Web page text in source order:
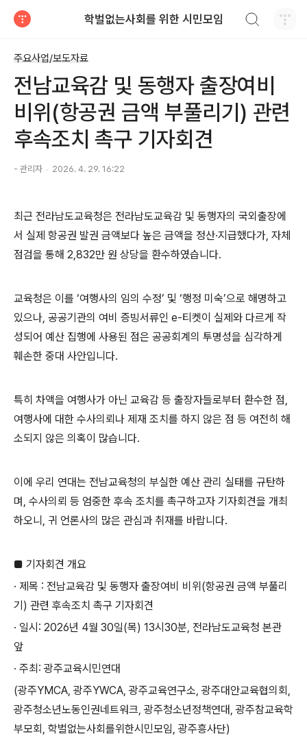
학벌없는사회를 위한 시민모임
주요사업/보도자료
전남교육감 및 동행자 출장여비
비위(항공권 금액 부풀리기) 관련
후속조치 촉구 기자회견
- 관리자 2026. 4. 29. 16:22
최근 전라남도교육청은 전라남도교육감 및 동행자의 국외출장에
서 실제 항공권 발권 금액보다 높은 금액을 정산·지급했다가, 자체
점검을 통해 2,832만 원 상당을 환수하였습니다.
교육청은 이를 ‘여행사의 임의 수정’ 및 ‘행정 미숙’으로 해명하고
있으나, 공공기관의 여비 증빙서류인 e-티켓이 실제와 다르게 작
성되어 예산 집행에 사용된 점은 공공회계의 투명성을 심각하게
훼손한 중대 사안입니다.
특히 차액을 여행사가 아닌 교육감 등 출장자들로부터 환수한 점,
여행사에 대한 수사의뢰나 제재 조치를 하지 않은 점 등 여전히 해
소되지 않은 의혹이 많습니다.
이에 우리 연대는 전남교육청의 부실한 예산 관리 실태를 규탄하
며, 수사의뢰 등 엄중한 후속 조치를 촉구하고자 기자회견을 개최
하오니 , 귀 언론사의 많은 관심과 취재를 바랍니다.
■ 기자회견 개요
· 제목 : 전남교육감 및 동행자 출장여비 비위 (항공권 금액 부풀리
기 ) 관련 후속조치 촉구 기자회견
· 일시 : 2026년 4월 30일(목) 13시 30분, 전라남도교육청 본관
앞
· 주최 :광주교육시민연대
(광주YMCA,광주YWCA,광주교육연구소,광주대안교육협의회 ,
광주청소년노동인권네트워크,광주청소년정책연대,광주참교육학
부모회 , 학벌없는사회를위한시민모임,광주흥사단)